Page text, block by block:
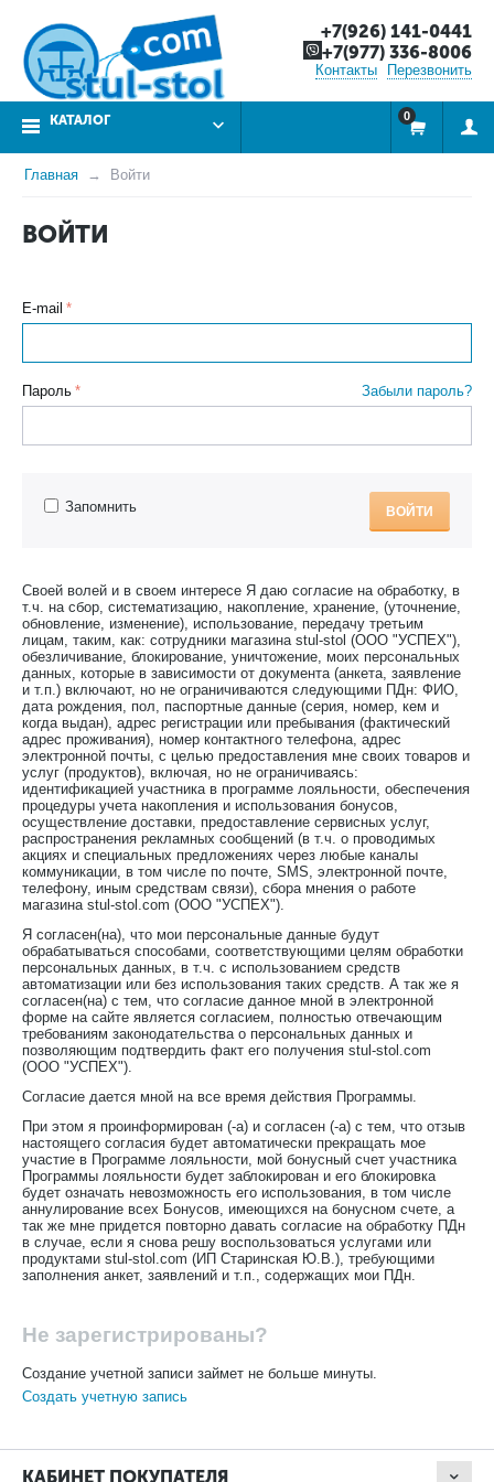
+7(926) 141-0441
+7(977) 336-8006
Контакты Перезвонить
КАТАЛОГ 0
Главная Войти
ВОЙТИ
E-mail
Пароль Забыли пароль?
ВОЙТИ
Запомнить
Своей волей и в своем интересе Я даю согласие на обработку, в
т.ч. на сбор, систематизацию, накопление, хранение, (уточнение,
обновление, изменение), использование, передачу третьим
лицам, таким, как: сотрудники магазина stul-stol (ООО "УСПЕХ"),
обезличивание, блокирование, уничтожение, моих персональных
данных, которые в зависимости от документа (анкета, заявление
и т.п.) включают, но не ограничиваются следующими ПДн: ФИО,
дата рождения, пол, паспортные данные (серия, номер, кем и
когда выдан), адрес регистрации или пребывания (фактический
адрес проживания), номер контактного телефона, адрес
электронной почты, с целью предоставления мне своих товаров и
услуг (продуктов), включая, но не ограничиваясь:
идентификацией участника в программе лояльности, обеспечения
процедуры учета накопления и использования бонусов,
осуществление доставки, предоставление сервисных услуг,
распространения рекламных сообщений (в т.ч. о проводимых
акциях и специальных предложениях через любые каналы
коммуникации, в том числе по почте, SMS, электронной почте,
телефону, иным средствам связи), сбора мнения о работе
магазина stul-stol.com (ООО "УСПЕХ").
Я согласен(на), что мои персональные данные будут
обрабатываться способами, соответствующими целям обработки
персональных данных, в т.ч. с использованием средств
автоматизации или без использования таких средств. А так же я
согласен(на) с тем, что согласие данное мной в электронной
форме на сайте является согласием, полностью отвечающим
требованиям законодательства о персональных данных и
позволяющим подтвердить факт его получения stul-stol.com
(ООО "УСПЕХ").
Согласие дается мной на все время действия Программы.
При этом я проинформирован (-а) и согласен (-а) с тем, что отзыв
настоящего согласия будет автоматически прекращать мое
участие в Программе лояльности, мой бонусный счет участника
Программы лояльности будет заблокирован и его блокировка
будет означать невозможность его использования, в том числе
аннулирование всех Бонусов, имеющихся на бонусном счете, а
так же мне придется повторно давать согласие на обработку ПДн
в случае, если я снова решу воспользоваться услугами или
продуктами stul-stol.com (ИП Старинская Ю.В.), требующими
заполнения анкет, заявлений и т.п., содержащих мои ПДн.
Не зарегистрированы?
Создание учетной записи займет не больше минуты.
Создать учетную запись
КАБИНЕТ ПОКУПАТЕЛЯ